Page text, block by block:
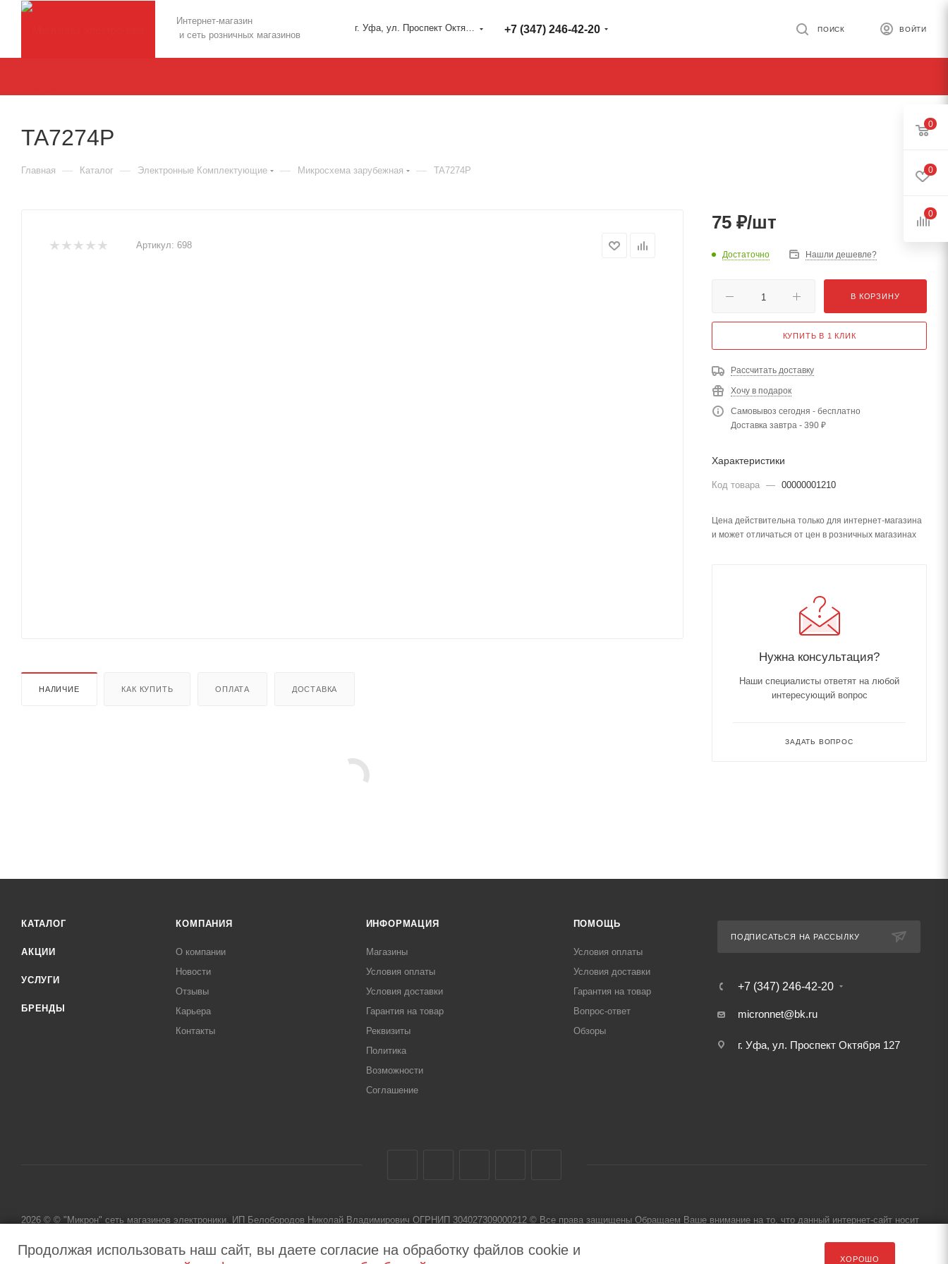
Интернет-магазин
и сеть розничных магазинов
г. Уфа, ул. Проспект Октября 127 +7 (347) 246-42-20 ВОЙТИ
ПОИСК
TA7274P
Главная — Каталог — Электронные Комплектующие — Микросхема зарубежная — TA7274P
Артикул: 698
НАЛИЧИЕ КАК КУПИТЬ ОПЛАТА ДОСТАВКА
75 ₽/шт
Достаточно Нашли дешевле?
В КОРЗИНУ
КУПИТЬ В 1 КЛИК
Рассчитать доставку
Хочу в подарок
Самовывоз сегодня - бесплатно
Доставка завтра - 390 ₽
Характеристики
Код товара — 00000001210
Цена действительна только для интернет-магазина
и может отличаться от цен в розничных магазинах
Нужна консультация?
Наши специалисты ответят на любой
интересующий вопрос
ЗАДАТЬ ВОПРОС
КАТАЛОГ
АКЦИИ
УСЛУГИ
БРЕНДЫ
КОМПАНИЯ
О компании
Новости
Отзывы
Карьера
Контакты
ИНФОРМАЦИЯ
Магазины
Условия оплаты
Условия доставки
Гарантия на товар
Реквизиты
Политика
Возможности
Соглашение
ПОМОЩЬ
Условия оплаты
Условия доставки
Гарантия на товар
Вопрос-ответ
Обзоры
ПОДПИСАТЬСЯ НА РАССЫЛКУ
+7 (347) 246-42-20
micronnet@bk.ru
г. Уфа, ул. Проспект Октября 127
2026 © © "Микрон" сеть магазинов электроники. ИП Белобородов Николай Владимирович ОГРНИП 304027309000212 © Все права защищены Обращаем Ваше внимание на то, что данный интернет-сайт носит
0
0
0
Продолжая использовать наш сайт, вы даете согласие на обработку файлов cookie и
ХОРОШО